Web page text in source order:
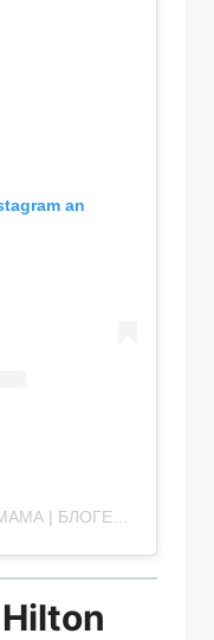
an
Ein Beitrag geteilt von | КАТЯ | МАМА | БЛОГЕР | (@affelandra)